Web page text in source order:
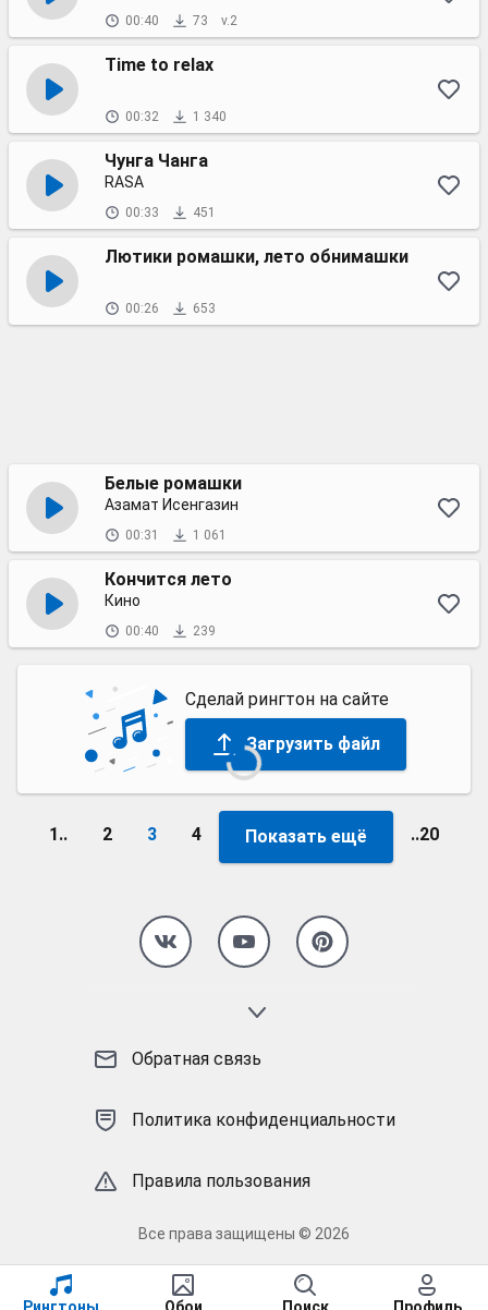
00:40 73 v.2
Time to relax
00:32 1 340
Чунга Чанга
RASA
00:33 451
Лютики ромашки, лето обнимашки
00:26 653
Белые ромашки
Азамат Исенгазин
00:31 1 061
Кончится лето
Кино
00:40 239
Сделай рингтон на сайте
Загрузить файл
1.. 2 3 4 Показать ещё ..20
Обратная связь
Политика конфиденциальности
Правила пользования
Все права защищены © 2026